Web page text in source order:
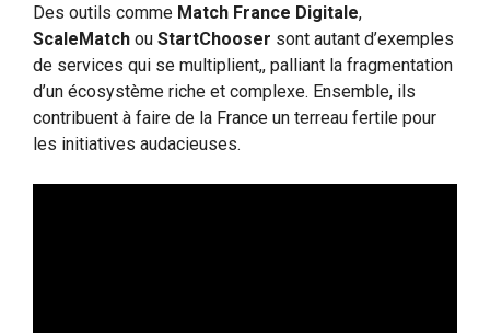
Des outils comme Match France Digitale,
ScaleMatch ou StartChooser sont autant d’exemples
de services qui se multiplient,, palliant la fragmentation
d’un écosystème riche et complexe. Ensemble, ils
contribuent à faire de la France un terreau fertile pour
les initiatives audacieuses.